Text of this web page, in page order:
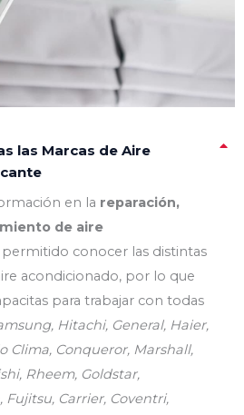
las Marcas de Aire
en la reparación,
de aire
permitido conocer las distintas
acondicionado, por lo que
para trabajar con todas
Hitachi, General, Haier,
Clima, Conqueror, Marshall,
Rheem, Goldstar,
Fujitsu, Carrier, Coventri,